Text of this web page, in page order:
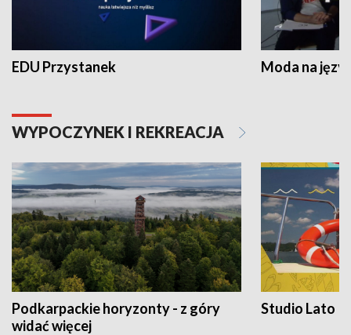
EDU Przystanek Moda na
WYPOCZYNEK I REKREACJA
Podkarpackie horyzonty - z góry
widać więcej
Studio Lato